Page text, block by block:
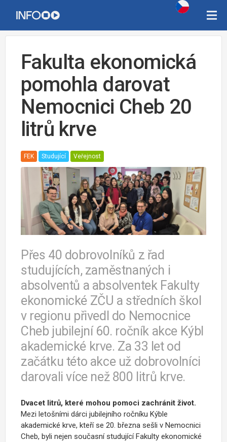
Fakulta ekonomická
pomohla darovat
Nemocnici Cheb 20
litrů krve
FEK Studující Veřejnost
Přes 40 dobrovolníků z řad
studujících, zaměstnaných i
absolventů a absolventek Fakulty
ekonomické ZČU a středních škol
v regionu přivedl do Nemocnice
Cheb jubilejní 60. ročník akce Kýbl
akademické krve. Za 33 let od
začátku této akce už dobrovolníci
darovali více než 800 litrů krve.
Dvacet litrů, které mohou pomoci zachránit život.
Mezi letošními dárci jubilejního ročníku Kýble
akademické krve, kteří se 20. března sešli v Nemocnici
Cheb, byli nejen současní studující Fakulty ekonomické